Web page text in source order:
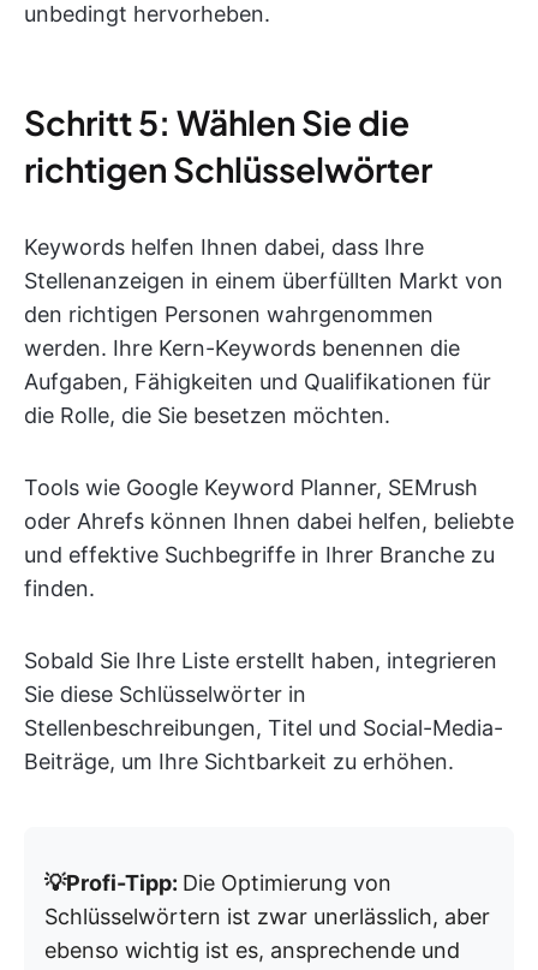
unbedingt hervorheben.
Schritt 5: Wählen Sie die
richtigen Schlüsselwörter
Keywords helfen Ihnen dabei, dass Ihre
Stellenanzeigen in einem überfüllten Markt von
den richtigen Personen wahrgenommen
werden. Ihre Kern-Keywords benennen die
Aufgaben, Fähigkeiten und Qualifikationen für
die Rolle, die Sie besetzen möchten.
Tools wie Google Keyword Planner, SEMrush
oder Ahrefs können Ihnen dabei helfen, beliebte
und effektive Suchbegriffe in Ihrer Branche zu
finden.
Sobald Sie Ihre Liste erstellt haben, integrieren
Sie diese Schlüsselwörter in
Stellenbeschreibungen, Titel und Social-Media-
Beiträge, um Ihre Sichtbarkeit zu erhöhen.
💡Profi-Tipp: Die Optimierung von
Schlüsselwörtern ist zwar unerlässlich, aber
ebenso wichtig ist es, ansprechende und